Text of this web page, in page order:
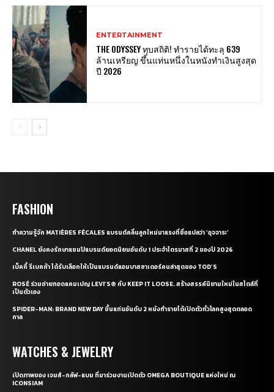
ENTERTAINMENT
THE ODYSSEY ทุบสถิติ! ทำรายได้ทะลุ 639
ล้านเหรียญ ขึ้นแท่นหนึ่งในหนังทำเงินสูงสุด
ปี 2026
FASHION
ทำความรู้จัก MATIÈRES FÉCALES แบรนด์คลื่นลูกใหม่มาแรงที่ชื่อแปลว่า ‘อุจจาระ’
CHANEL ยังคงรักษาแชมป์แบรนด์ยอดนิยมอันดับ 1 ประจำไตรมาสที่ 2 ของปี 2026
เบ็คกี้ รีเบคก้า ได้รับเลือกให้เป็นแบรนด์แอมบาสซาเดอร์คนล่าสุดของ TOD’S
ROSÉ ร่วมถ่ายทอดแคมเปญ LEVI’S® กับ KEEP IT LOOSE. สร้างสรรค์นิยามใหม่ในสไตล์ที่
เป็นตัวเอง
SPIDER-MAN: BRAND NEW DAY ขึ้นแท่นอันดับ 2 หนังทำรายได้เปิดตัวทั่วโลกสูงสุดตลอด
กาล
WATCHES & JEWELRY
เปิดภาพของ เจมส์-กลัฟ-แบม ที่มาร่วมงานเปิดตัว OMEGA BOUTIQUE แห่งใหม่ ณ
ICONSIAM